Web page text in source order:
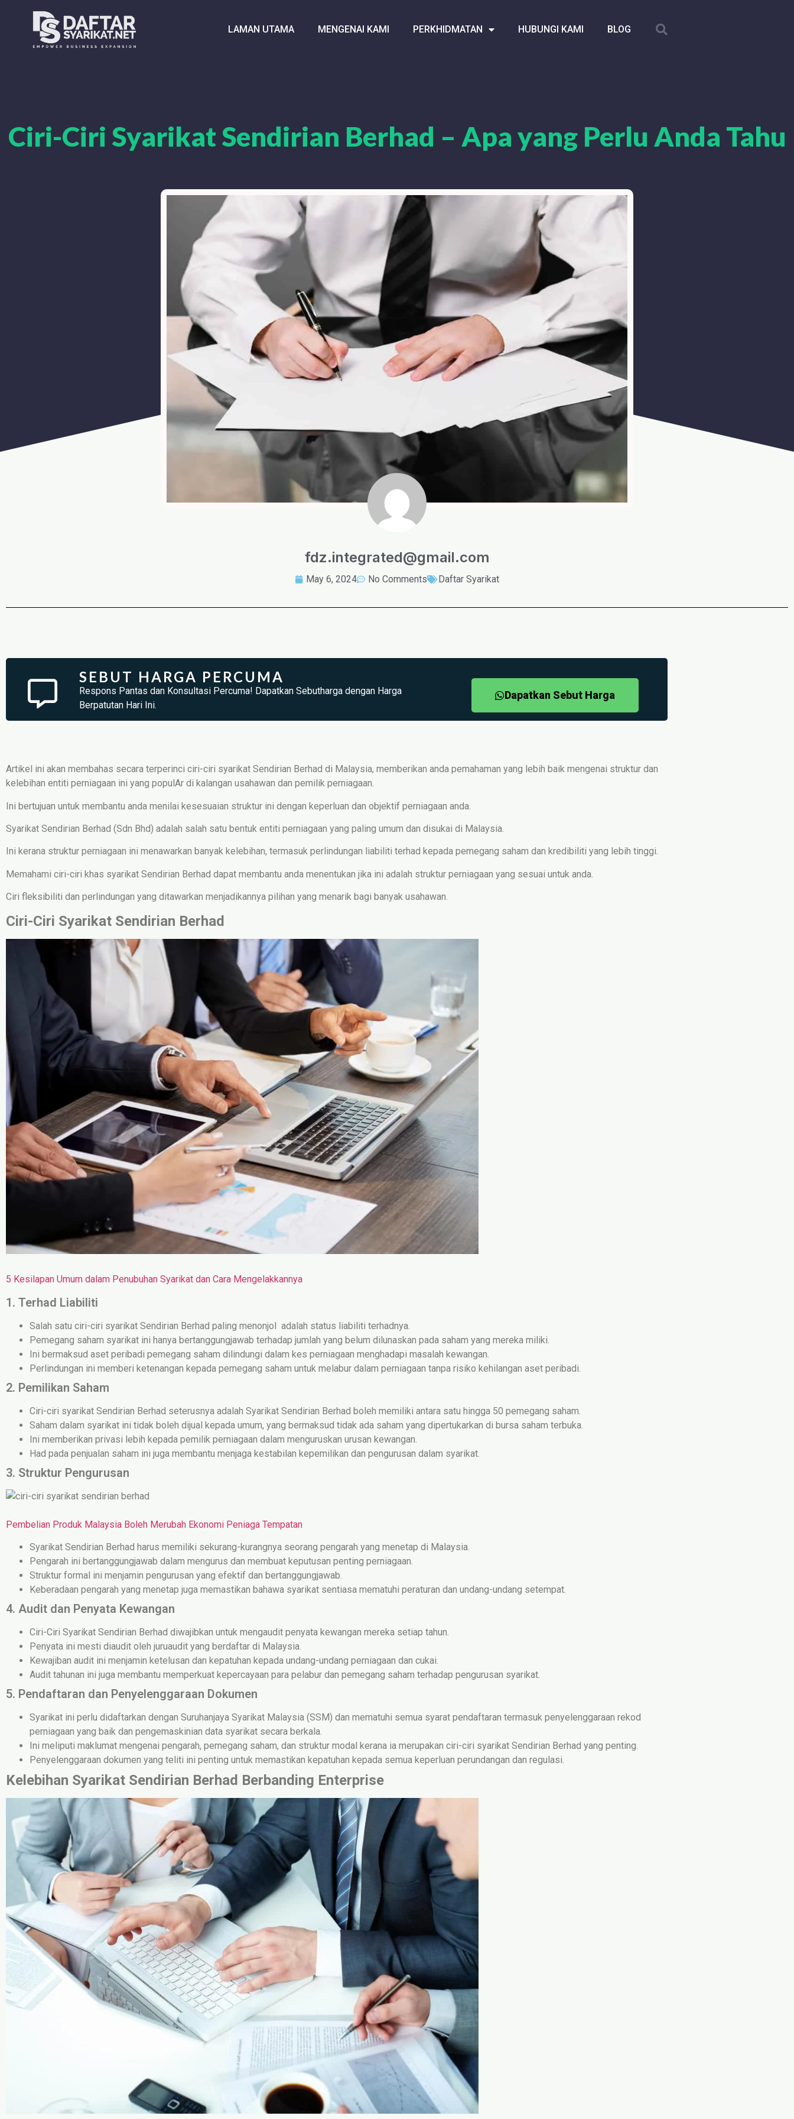
LAMAN UTAMA MENGENAI KAMI PERKHIDMATAN HUBUNGI KAMI BLOG
Ciri-Ciri Syarikat Sendirian Berhad – Apa yang Perlu Anda Tahu
fdz.integrated@gmail.com
May 6, 2024 No Comments Daftar Syarikat
SEBUT HARGA PERCUMA
Respons Pantas dan Konsultasi Percuma! Dapatkan Sebutharga dengan Harga
Berpatutan Hari Ini.
Dapatkan Sebut Harga
Artikel ini akan membahas secara terperinci ciri-ciri syarikat Sendirian Berhad di Malaysia, memberikan anda pemahaman yang lebih baik mengenai struktur dan
kelebihan entiti perniagaan ini yang populAr di kalangan usahawan dan pemilik perniagaan.
Ini bertujuan untuk membantu anda menilai kesesuaian struktur ini dengan keperluan dan objektif perniagaan anda.
Syarikat Sendirian Berhad (Sdn Bhd) adalah salah satu bentuk entiti perniagaan yang paling umum dan disukai di Malaysia.
Ini kerana struktur perniagaan ini menawarkan banyak kelebihan, termasuk perlindungan liabiliti terhad kepada pemegang saham dan kredibiliti yang lebih tinggi.
Memahami ciri-ciri khas syarikat Sendirian Berhad dapat membantu anda menentukan jika ini adalah struktur perniagaan yang sesuai untuk anda.
Ciri fleksibiliti dan perlindungan yang ditawarkan menjadikannya pilihan yang menarik bagi banyak usahawan.
Ciri-Ciri Syarikat Sendirian Berhad
5 Kesilapan Umum dalam Penubuhan Syarikat dan Cara Mengelakkannya
1. Terhad Liabiliti
Salah satu ciri-ciri syarikat Sendirian Berhad paling menonjol adalah status liabiliti terhadnya.
Pemegang saham syarikat ini hanya bertanggungjawab terhadap jumlah yang belum dilunaskan pada saham yang mereka miliki.
Ini bermaksud aset peribadi pemegang saham dilindungi dalam kes perniagaan menghadapi masalah kewangan.
Perlindungan ini memberi ketenangan kepada pemegang saham untuk melabur dalam perniagaan tanpa risiko kehilangan aset peribadi.
2. Pemilikan Saham
Ciri-ciri syarikat Sendirian Berhad seterusnya adalah Syarikat Sendirian Berhad boleh memiliki antara satu hingga 50 pemegang saham.
Saham dalam syarikat ini tidak boleh dijual kepada umum, yang bermaksud tidak ada saham yang dipertukarkan di bursa saham terbuka.
Ini memberikan privasi lebih kepada pemilik perniagaan dalam menguruskan urusan kewangan.
Had pada penjualan saham ini juga membantu menjaga kestabilan kepemilikan dan pengurusan dalam syarikat.
3. Struktur Pengurusan
Pembelian Produk Malaysia Boleh Merubah Ekonomi Peniaga Tempatan
Syarikat Sendirian Berhad harus memiliki sekurang-kurangnya seorang pengarah yang menetap di Malaysia.
Pengarah ini bertanggungjawab dalam mengurus dan membuat keputusan penting perniagaan.
Struktur formal ini menjamin pengurusan yang efektif dan bertanggungjawab.
Keberadaan pengarah yang menetap juga memastikan bahawa syarikat sentiasa mematuhi peraturan dan undang-undang setempat.
4. Audit dan Penyata Kewangan
Ciri-Ciri Syarikat Sendirian Berhad diwajibkan untuk mengaudit penyata kewangan mereka setiap tahun.
Penyata ini mesti diaudit oleh juruaudit yang berdaftar di Malaysia.
Kewajiban audit ini menjamin ketelusan dan kepatuhan kepada undang-undang perniagaan dan cukai.
Audit tahunan ini juga membantu memperkuat kepercayaan para pelabur dan pemegang saham terhadap pengurusan syarikat.
5. Pendaftaran dan Penyelenggaraan Dokumen
Syarikat ini perlu didaftarkan dengan Suruhanjaya Syarikat Malaysia (SSM) dan mematuhi semua syarat pendaftaran termasuk penyelenggaraan rekod
perniagaan yang baik dan pengemaskinian data syarikat secara berkala.
Ini meliputi maklumat mengenai pengarah, pemegang saham, dan struktur modal kerana ia merupakan ciri-ciri syarikat Sendirian Berhad yang penting.
Penyelenggaraan dokumen yang teliti ini penting untuk memastikan kepatuhan kepada semua keperluan perundangan dan regulasi.
Kelebihan Syarikat Sendirian Berhad Berbanding Enterprise